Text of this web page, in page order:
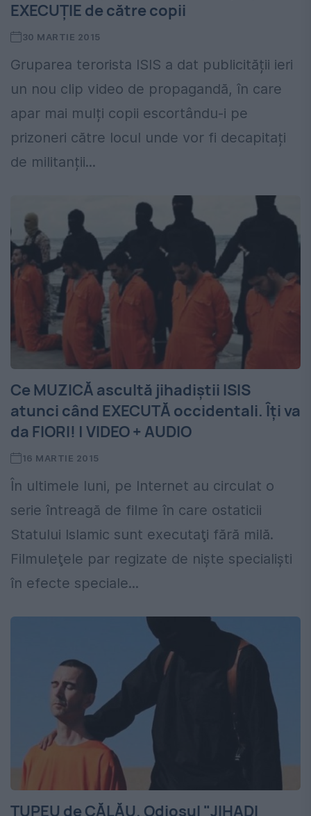
EXECUȚIE de către copii
30 MARTIE 2015
Gruparea terorista ISIS a dat publicității ieri
un nou clip video de propagandă, în care
apar mai mulți copii escortându-i pe
prizoneri către locul unde vor fi decapitați
de militanții...
Ce MUZICĂ ascultă jihadiştii ISIS
atunci când EXECUTĂ occidentali. Îţi va
da FIORI! | VIDEO + AUDIO
16 MARTIE 2015
În ultimele luni, pe Internet au circulat o
serie întreagă de filme în care ostaticii
Statului Islamic sunt executaţi fără milă.
Filmuleţele par regizate de nişte specialişti
în efecte speciale...
TUPEU de CĂLĂU. Odiosul "JIHADI